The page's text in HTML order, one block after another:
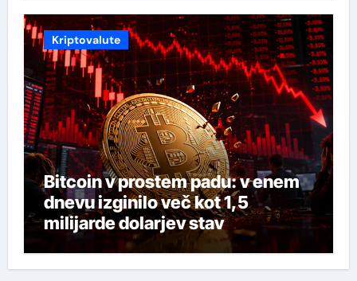
Kriptovalute
Bitcoin v prostem padu: v enem
dnevu izginilo več kot 1,5
milijarde dolarjev stav